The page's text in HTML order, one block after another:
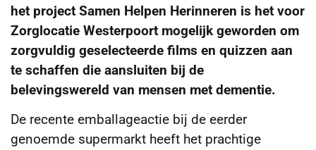
het project Samen Helpen Herinneren is het voor
Zorglocatie Westerpoort mogelijk geworden om
zorgvuldig geselecteerde films en quizzen aan
te schaffen die aansluiten bij de
belevingswereld van mensen met dementie.
De recente emballageactie bij de eerder
genoemde supermarkt heeft het prachtige